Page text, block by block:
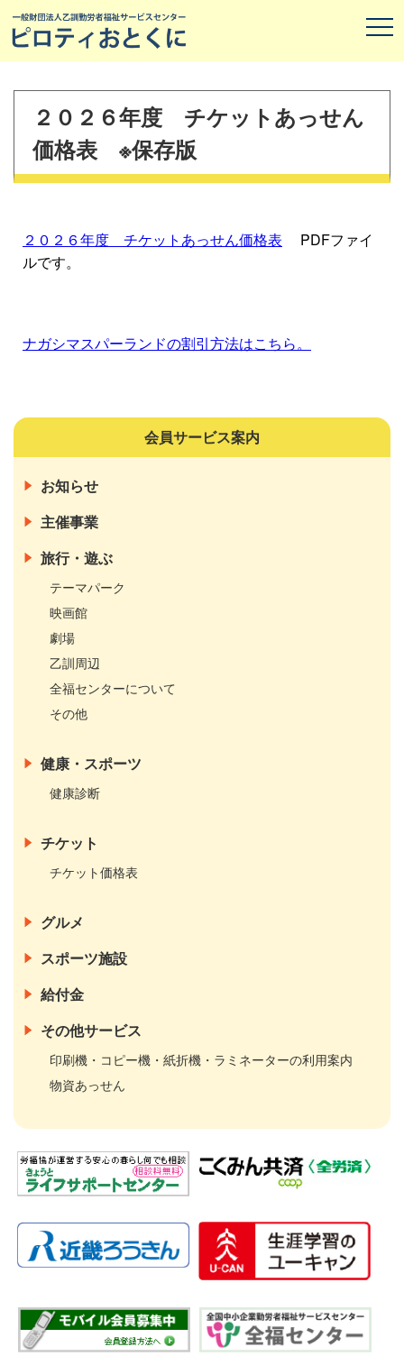
２０２６年度 チケットあっせん
価格表 ※保存版
２０２６年度 チケットあっせん価格表 PDFファイ
ルです。
ナガシマスパーランドの割引方法はこちら。
会員サービス案内
お知らせ
主催事業
旅行・遊ぶ
テーマパーク
映画館
劇場
乙訓周辺
全福センターについて
その他
健康・スポーツ
健康診断
チケット
チケット価格表
グルメ
スポーツ施設
給付金
その他サービス
印刷機・コピー機・紙折機・ラミネーターの利用案内
物資あっせん